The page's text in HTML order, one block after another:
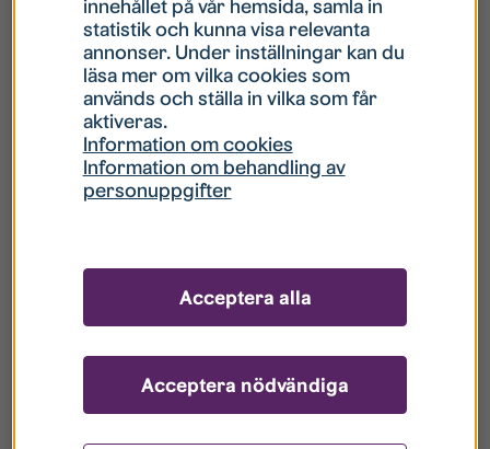
Hur gör jag om mitt konto är låst?
Hur gör jag när jag glömt mitt lösenord?
Vad innebär Gästkonto/Gästanvändare?
innehållet på vår hemsida, samla in
statistik och kunna visa relevanta
annonser. Under inställningar kan du
läsa mer om vilka cookies som
används och ställa in vilka som får
aktiveras.
Information om cookies
Information om behandling av
personuppgifter
Acceptera nödvändiga
Acceptera alla